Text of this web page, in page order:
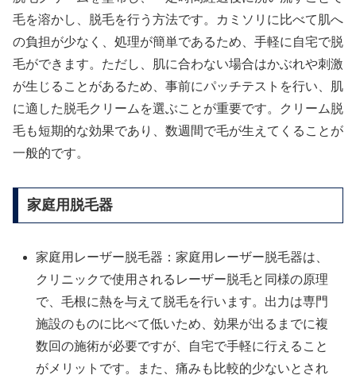
毛を溶かし、脱毛を行う方法です。カミソリに比べて肌へ
の負担が少なく、処理が簡単であるため、手軽に自宅で脱
毛ができます。ただし、肌に合わない場合はかぶれや刺激
が生じることがあるため、事前にパッチテストを行い、肌
に適した脱毛クリームを選ぶことが重要です。クリーム脱
毛も短期的な効果であり、数週間で毛が生えてくることが
一般的です。
家庭用脱毛器
家庭用レーザー脱毛器：家庭用レーザー脱毛器は、
クリニックで使用されるレーザー脱毛と同様の原理
で、毛根に熱を与えて脱毛を行います。出力は専門
施設のものに比べて低いため、効果が出るまでに複
数回の施術が必要ですが、自宅で手軽に行えること
がメリットです。また、痛みも比較的少ないとされ